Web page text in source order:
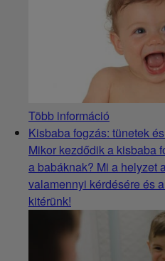
Több információ
Kisbaba fogzás: tünetek
Mikor kezdődik a kisbaba
a babáknak? Mi a helyzet
valamennyi kérdésére és
kitérünk!